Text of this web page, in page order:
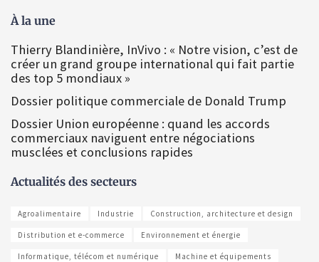
À la une
Thierry Blandinière, InVivo : « Notre vision, c’est de
créer un grand groupe international qui fait partie
des top 5 mondiaux »
Dossier politique commerciale de Donald Trump
Dossier Union européenne : quand les accords
commerciaux naviguent entre négociations
musclées et conclusions rapides
Actualités des secteurs
Agroalimentaire Industrie Construction, architecture et design
Distribution et e-commerce Environnement et énergie
Informatique, télécom et numérique Machine et équipements